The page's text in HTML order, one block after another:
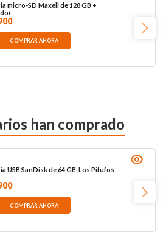
micro-SD Maxell de 128 GB +
COMPRAR AHORA
han comprado
USB SanDisk de 64 GB, Los Pitufos
COMPRAR AHORA